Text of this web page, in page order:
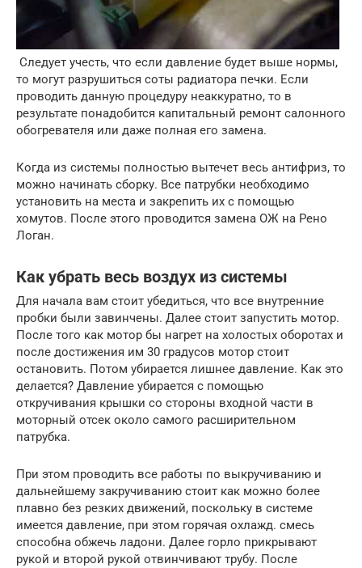
Следует учесть, что если давление будет выше нормы,
то могут разрушиться соты радиатора печки. Если
проводить данную процедуру неаккуратно, то в
результате понадобится капитальный ремонт салонного
обогревателя или даже полная его замена.
Когда из системы полностью вытечет весь антифриз, то
можно начинать сборку. Все патрубки необходимо
установить на места и закрепить их с помощью
хомутов. После этого проводится замена ОЖ на Рено
Логан.
Как убрать весь воздух из системы
Для начала вам стоит убедиться, что все внутренние
пробки были завинчены. Далее стоит запустить мотор.
После того как мотор бы нагрет на холостых оборотах и
после достижения им 30 градусов мотор стоит
остановить. Потом убирается лишнее давление. Как это
делается? Давление убирается с помощью
откручивания крышки со стороны входной части в
моторный отсек около самого расширительном
патрубка.
При этом проводить все работы по выкручиванию и
дальнейшему закручиванию стоит как можно более
плавно без резких движений, поскольку в системе
имеется давление, при этом горячая охлажд. смесь
способна обжечь ладони. Далее горло прикрывают
рукой и второй рукой отвинчивают трубу. После